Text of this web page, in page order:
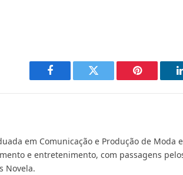
Facebook Twitter Pinterest
em Comunicação e Produção de Moda
e entretenimento, com passagens
Novela.